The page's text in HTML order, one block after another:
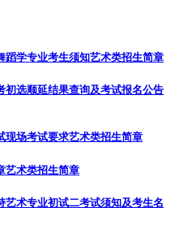
蹈学专业考生须知艺术类招生简章
初选顺延结果查询及考试报名公告
现场考试要求艺术类招生简章
艺术类招生简章
艺术专业初试二考试须知及考生名